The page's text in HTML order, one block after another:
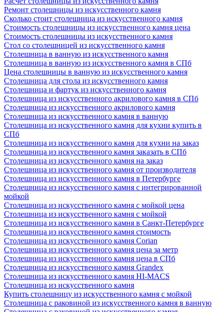
Ремонт столешницы из искусственного камня
Сколько стоит столешница из искусственного камня
Стоимость столешницы из искусственного камня цена
Стоимость столешницы из искусственного камня
Стол со столешницей из искусственного камня
Столешница в ванную из искусственного камня
Столешница в ванную из искусственного камня в СПб
Цена столешницы в ванную из искусственного камня
Столешница для стола из искусственного камня
Столешница и фартук из искусственного камня
Столешница из искусственного акрилового камня в СПб
Столешница из искусственного акрилового камня
Столешница из искусственного камня в ванную
Столешница из искусственного камня для кухни купить в
СПб
Столешница из искусственного камня для кухни на заказ
Столешница из искусственного камня заказать в СПб
Столешница из искусственного камня на заказ
Столешница из искусственного камня от производителя
Столешница из искусственного камня в Петербурге
Столешница из искусственного камня с интегрированной
мойкой
Столешница из искусственного камня с мойкой цена
Столешница из искусственного камня с мойкой
Столешница из искусственного камня в Санкт-Петербурге
Столешница из искусственного камня стоимость
Столешница из искусственного камня Сorian
Столешница из искусственного камня цена за метр
Столешница из искусственного камня цена в СПб
Столешница из искусственного камня Grandex
Столешница из искусственного камня HI-MACS
Столешница из искусственного камня
Купить столешницу из искусственного камня с мойкой
Столешница с раковиной из искусственного камня в ванную